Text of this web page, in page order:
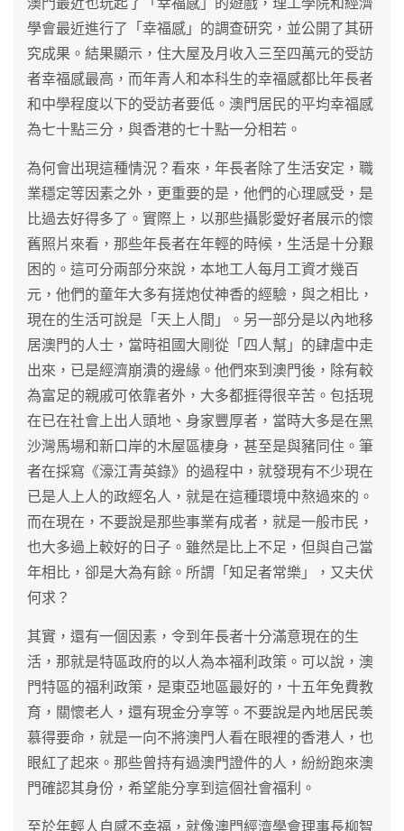
學會最近進行了「幸福感」的調查研究，並公開了其研
究成果。結果顯示，住大屋及月收入三至四萬元的受訪
者幸福感最高，而年青人和本科生的幸福感都比年長者
和中學程度以下的受訪者要低。澳門居民的平均幸福感
為七十點三分，與香港的七十點一分相若。
為何會出現這種情況？看來，年長者除了生活安定，職
業穩定等因素之外，更重要的是，他們的心理感受，是
比過去好得多了。實際上，以那些攝影愛好者展示的懷
舊照片來看，那些年長者在年輕的時候，生活是十分艱
困的。這可分兩部分來說，本地工人每月工資才幾百
元，他們的童年大多有搓炮仗神香的經驗，與之相比，
現在的生活可說是「天上人間」。另一部分是以內地移
居澳門的人士，當時祖國大剛從「四人幫」的肆虐中走
出來，已是經濟崩潰的邊緣。他們來到澳門後，除有較
為富足的親戚可依靠者外，大多都捱得很辛苦。包括現
在已在社會上出人頭地、身家豐厚者，當時大多是在黑
沙灣馬場和新口岸的木屋區棲身，甚至是與豬同住。筆
者在採寫《濠江青英錄》的過程中，就發現有不少現在
已是人上人的政經名人，就是在這種環境中熬過來的。
而在現在，不要說是那些事業有成者，就是一般市民，
也大多過上較好的日子。雖然是比上不足，但與自己當
年相比，卻是大為有餘。所謂「知足者常樂」，又夫伏
何求？
其實，還有一個因素，令到年長者十分滿意現在的生
活，那就是特區政府的以人為本福利政策。可以說，澳
門特區的福利政策，是東亞地區最好的，十五年免費教
育，關懷老人，還有現金分享等。不要說是內地居民羡
慕得要命，就是一向不將澳門人看在眼裡的香港人，也
眼紅了起來。那些曾持有過澳門證件的人，紛紛跑來澳
門確認其身份，希望能分享到這個社會福利。
至於年輕人自感不幸福，就像澳門經濟學會理事長柳智